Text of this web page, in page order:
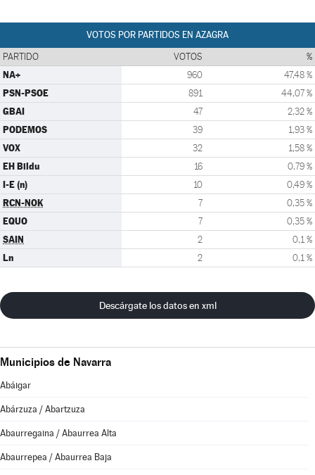
VOTOS POR PARTIDOS EN AZAGRA
PARTIDO VOTOS %
NA+ 960 47,48 %
PSN-PSOE 891 44,07 %
GBAI 47 2,32 %
PODEMOS 39 1,93 %
VOX 32 1,58 %
EH Bildu 16 0,79 %
I-E (n) 10 0,49 %
RCN-NOK 7 0,35 %
EQUO 7 0,35 %
SAIN 2 0,1 %
Ln 2 0,1 %
Descárgate los datos en xml
Municipios de Navarra
Abáigar
Abárzuza / Abartzuza
Abaurregaina / Abaurrea Alta
Abaurrepea / Abaurrea Baja